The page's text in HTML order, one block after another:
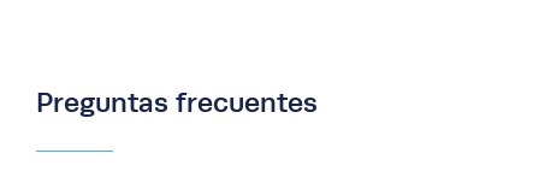
Preguntas frecuentes